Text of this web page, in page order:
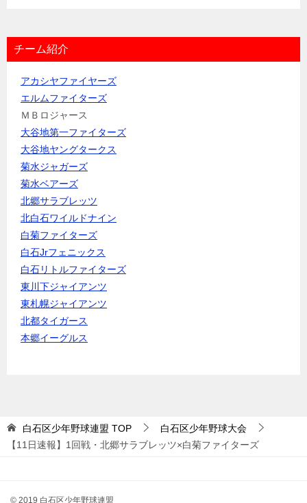
チーム紹介
アカシヤファイヤーズ
エルムファイターズ
ＭＢロジャース
大谷地第一ファイターズ
大谷地ヤングタークス
菊水ジャガーズ
菊水ベアーズ
北郷サラブレッツ
北白石ワイルドナイン
白菊ファイターズ
白石Jrフェニックス
白石リトルファイターズ
東川下ジャイアンツ
東札幌ジャイアンツ
北都タイガース
本郷イーグルス
白石区少年野球連盟 TOP
白石区少年野球大会
【11日速報】1回戦・北郷サラブレッツ×白菊ファイターズ
© 2019 白石区少年野球連盟